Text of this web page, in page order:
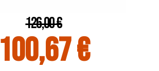
126,00 €
100,67 €